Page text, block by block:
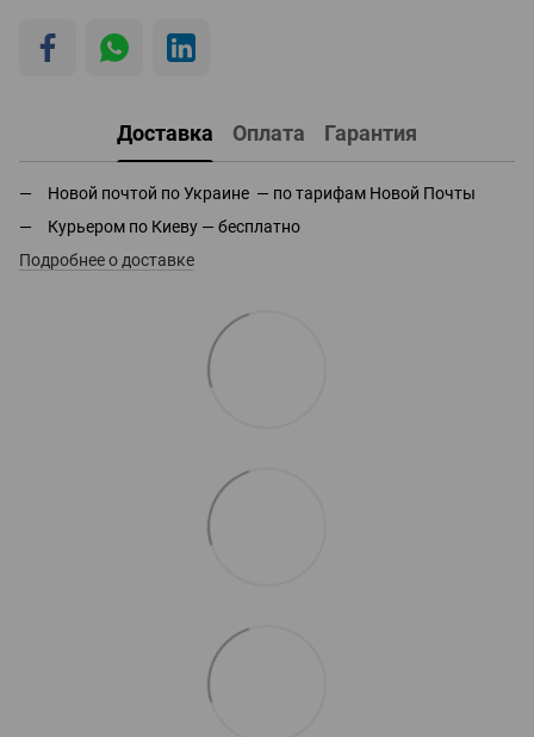
Доставка Оплата Гарантия
Новой почтой по Украине — по тарифам Новой Почты
Курьером по Киеву — бесплатно
Подробнее о доставке